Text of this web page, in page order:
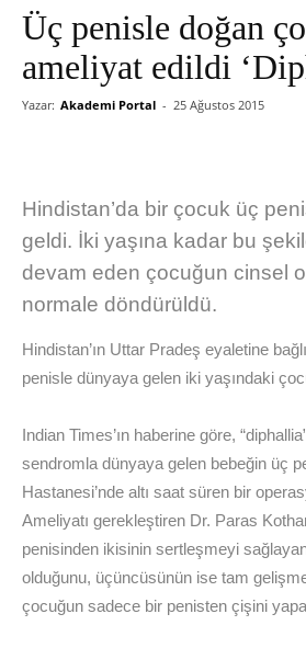
Üç penisle doğan
ameliyat edildi
Yazar: Akademi Portal - 25 Ağustos 2015
Hindistan’da bir çocuk üç
geldi. İki yaşına kadar bu
devam eden çocuğun cinsel
normale döndürüldü.
Hindistan’ın Uttar Pradeş eyaletine
penisle dünyaya gelen iki yaşındaki
Indian Times’ın haberine göre,
sendromla dünyaya gelen bebeğin üç
Hastanesi’nde altı saat süren bir
Ameliyatı gerekleştiren Dr. Paras
penisinden ikisinin sertleşmeyi
olduğunu, üçüncüsünün ise tam
çocuğun sadece bir penisten çişini